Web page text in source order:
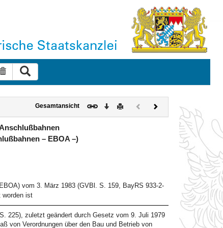
Suche zurücksetzen
Gesamtansicht Download
DruckenVorherigesNächstes
Dokument
– EBOA –)
vom 3. März 1983 (GVBl. S. 159, BayRS 933-2-
worden ist
225), zuletzt geändert durch Gesetz vom 9. Juli 1979
von Verordnungen über den Bau und Betrieb von